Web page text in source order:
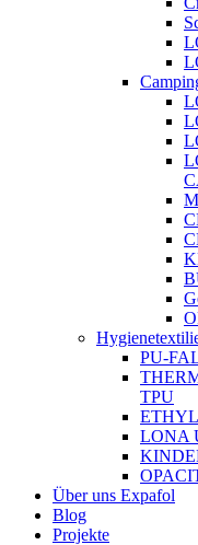
PU-
TPU
LONA
Über uns Expafol
Blog
Projekte